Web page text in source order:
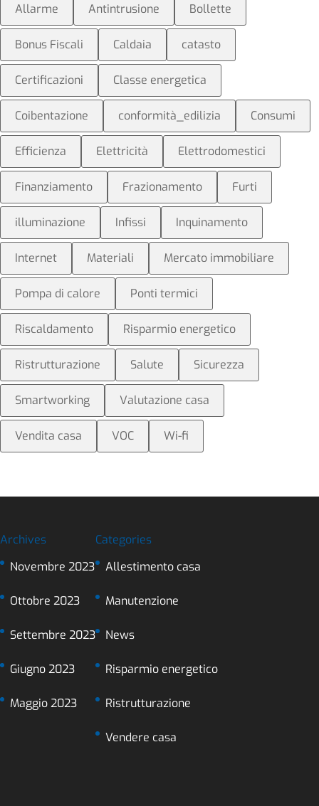
Allarme Antintrusione Bollette
Bonus Fiscali Caldaia catasto
Certificazioni Classe energetica
Coibentazione conformità_edilizia Consumi
Efficienza Elettricità Elettrodomestici
Finanziamento Frazionamento Furti
illuminazione Infissi Inquinamento
Internet Materiali Mercato immobiliare
Pompa di calore Ponti termici
Riscaldamento Risparmio energetico
Ristrutturazione Salute Sicurezza
Smartworking Valutazione casa
Vendita casa VOC Wi-fi
Archives
Novembre 2023
Ottobre 2023
Settembre 2023
Giugno 2023
Maggio 2023
Categories
Allestimento casa
Manutenzione
News
Risparmio energetico
Ristrutturazione
Vendere casa